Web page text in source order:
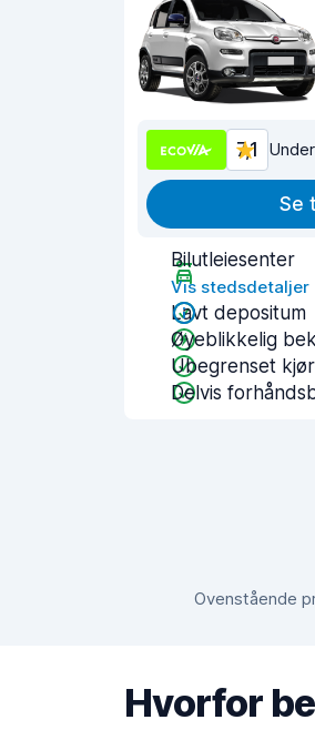
7,1
Se
Bilutleiesenter
Vis stedsdetaljer
Lavt depositum
Øyeblikkelig
Ubegrenset
Delvis
Ovenstående
Hvorfor